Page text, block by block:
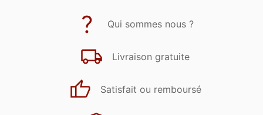
Qui sommes nous ?
Livraison gratuite
Satisfait ou remboursé